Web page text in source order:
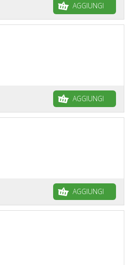
AGGIUNGI
AGGIUNGI
AGGIUNGI